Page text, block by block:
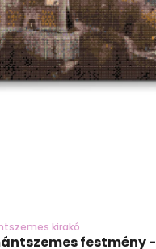
kirakó
festmény -